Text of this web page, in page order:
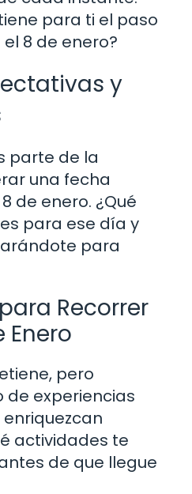
para ti el paso
8 de enero?
y
parte de la
una fecha
de enero. ¿Qué
para ese día y
para
Recorrer
Enero
pero
de experiencias
actividades te
de que llegue